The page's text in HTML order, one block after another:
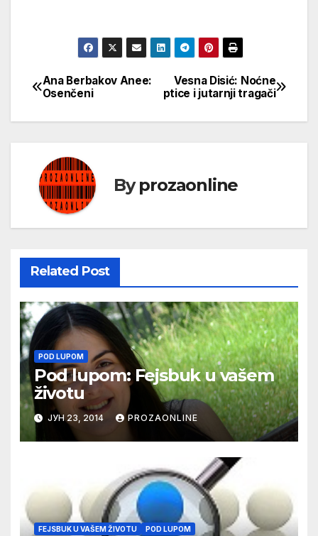
Кретање
чланка
Vesna Disić: Noćne
ptice i jutarnji tragači
Ana Berbakov Anee:
Osenčeni
Byprozaonline
Related Post
POD LUPOM
Pod lupom: Fejsbuk u vašem
životu
ЈУН 23, 2014 PROZAONLINE
FEJSBUK U VAŠEM ŽIVOTU POD LUPOM